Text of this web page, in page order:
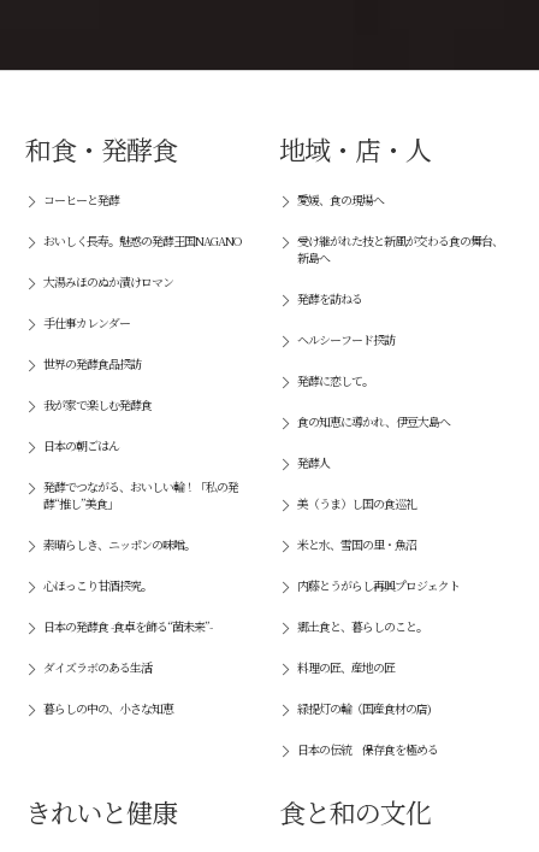
和食・発酵食
コーヒーと発酵
おいしく長寿。魅惑の発酵王国NAGANO
大湯みほのぬか漬けロマン
手仕事カレンダー
世界の発酵食品探訪
我が家で楽しむ発酵食
日本の朝ごはん
発酵でつながる、おいしい輪！「私の発
酵“推し”美食」
素晴らしき、ニッポンの味噌。
心ほっこり甘酒探究。
日本の発酵食 -食卓を飾る“菌未来”-
ダイズラボのある生活
暮らしの中の、小さな知恵
地域・店・人
愛媛、食の現場へ
受け継がれた技と新風が交わる食の舞台、
新島へ
発酵を訪ねる
ヘルシーフード探訪
発酵に恋して。
食の知恵に導かれ、伊豆大島へ
発酵人
美（うま）し国の食巡礼
米と水、雪国の里・魚沼
内藤とうがらし再興プロジェクト
郷土食と、暮らしのこと。
料理の匠、産地の匠
緑提灯の輪（国産食材の店)
日本の伝統 保存食を極める
きれいと健康 食と和の文化